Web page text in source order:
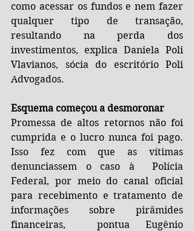
como acessar os fundos e nem fazer
qualquer tipo de transação,
resultando na perda dos
investimentos, explica Daniela Poli
Vlavianos, sócia do escritório Poli
Advogados.
Esquema começou a desmoronar
Promessa de altos retornos não foi
cumprida e o lucro nunca foi pago.
Isso fez com que as vítimas
denunciassem o caso à  Polícia
Federal, por meio do canal oficial
para recebimento e tratamento de
informações sobre pirâmides
financeiras,  pontua Eugênio